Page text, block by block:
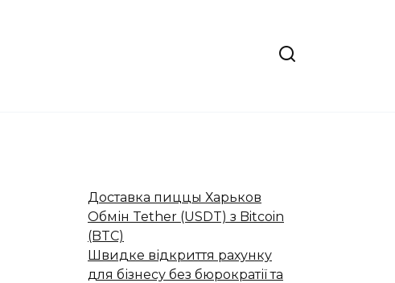
Доставка пиццы Харьков
Обмін Tether (USDT) з Bitcoin
(BTC)
Швидке відкриття рахунку
для бізнесу без бюрократії та